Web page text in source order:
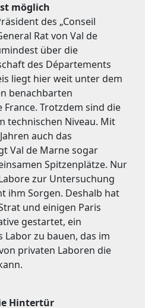
möglich
des „Conseil
Rat von Val de
über die
des Départements
liegt hier weit unter dem
benachbarten
Trotzdem sind die
technischen Niveau. Mit
auch das
Val de Marne sogar
Spitzenplätze. Nur
zur Untersuchung
ihm Sorgen. Deshalb hat
und einigen Paris
gestartet, ein
zu bauen, das im
privaten Laboren die
Hintertür